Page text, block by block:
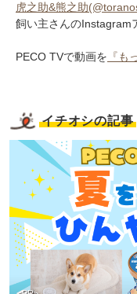
虎之助&熊之助
飼い主さんのInstagram
PECO TVで動画を 『も
イチオシの記事